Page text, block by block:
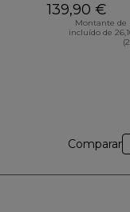
139,90 €
Montante de
incluído de
Comparar